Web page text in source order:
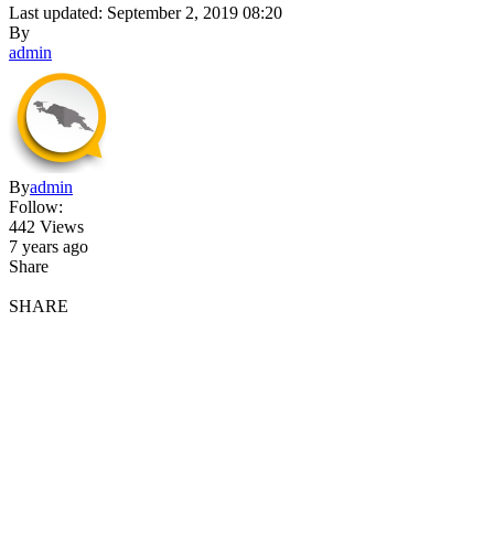
Last updated: September 2, 2019 08:20
By
admin
Byadmin
Follow:
442 Views
7 years ago
Share
SHARE